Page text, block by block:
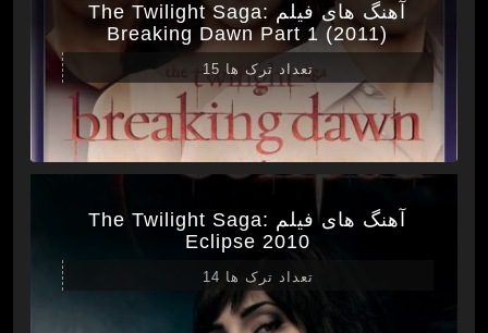
آهنگ های فیلم The Twilight Saga:
Breaking Dawn Part 1 (2011)
تعداد ترک ها 15
آهنگ های فیلم The Twilight Saga:
Eclipse 2010
تعداد ترک ها 14